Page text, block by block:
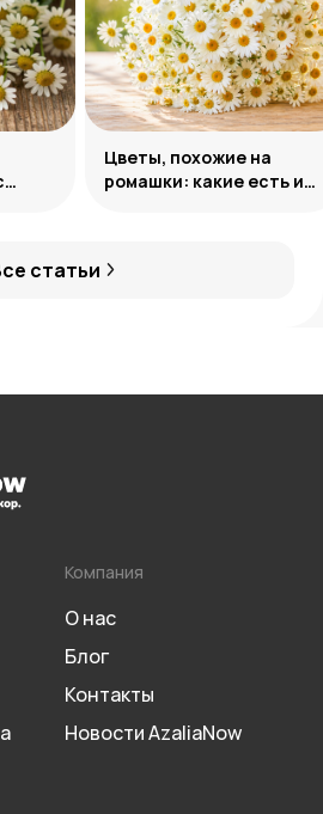
статьи
Цветы, похожие на
ромашки: какие есть и
Компания
О нас
Блог
Контакты
Новости AzaliaNow